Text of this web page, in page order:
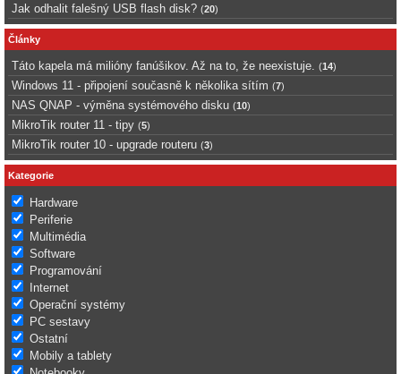
Jak odhalit falešný USB flash disk? (20)
Články
Táto kapela má milióny fanúšikov. Až na to, že neexistuje. (14)
Windows 11 - připojení současně k několika sítím (7)
NAS QNAP - výměna systémového disku (10)
MikroTik router 11 - tipy (5)
MikroTik router 10 - upgrade routeru (3)
Kategorie
Hardware
Periferie
Multimédia
Software
Programování
Internet
Operační systémy
PC sestavy
Ostatní
Mobily a tablety